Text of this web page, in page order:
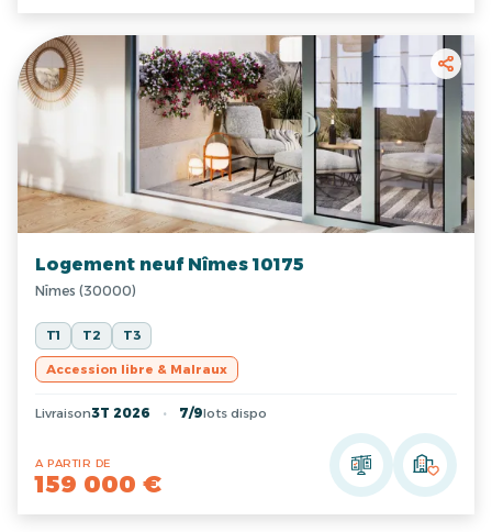
Logement neuf Nîmes 10175
Nîmes (30000)
T1 T2 T3
Accession libre & Malraux
Livraison3T 2026 7/9lots dispo
A PARTIR DE
159 000 €